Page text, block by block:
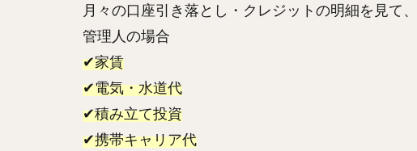
月々の口座引き落とし・クレジットの明細を見て
管理人の場合
✔家賃
✔電気・水道代
✔積み立て投資
✔携帯キャリア代